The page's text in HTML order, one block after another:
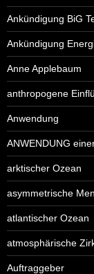
Ankündigung BiG
Ankündigung
Anne Applebaum
anthropogene
Anwendung
ANWENDUNG
arktischer Ozean
asymmetrische
atlantischer Ozean
atmosphärische
Auftraggeber